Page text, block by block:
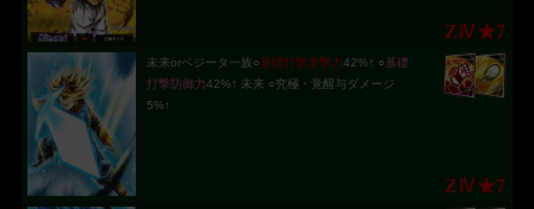
ZⅣ★7
未来orベジータ一族○基礎打撃攻撃力42%↑ ○基礎
打撃防御力42%↑ 未来 ○究極・覚醒与ダメージ
5%↑
ZⅣ★7